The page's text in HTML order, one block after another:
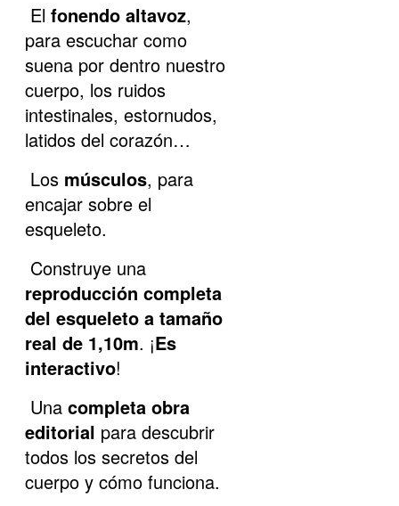
El fonendo altavoz,
para escuchar como
suena por dentro nuestro
cuerpo, los ruidos
intestinales, estornudos,
latidos del corazón…
Los músculos, para
encajar sobre el
esqueleto.
Construye una
reproducción completa
del esqueleto a tamaño
real de 1,10m. ¡Es
interactivo!
Una completa obra
editorial para descubrir
todos los secretos del
cuerpo y cómo funciona.